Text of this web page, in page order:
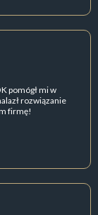
pomógł mi w
rozwiązanie
firmę!